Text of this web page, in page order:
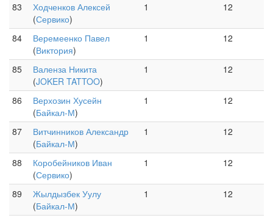
83
Ходченков Алексей
(Сервико)
1 12
84
Веремеенко Павел
(Виктория)
1 12
85
Валенза Никита
(JOKER TATTOO)
1 12
86
Верхозин Хусейн
(Байкал-М)
1 12
87
Витчинников Александр
(Байкал-М)
1 12
88
Коробейников Иван
(Сервико)
1 12
89
Жылдызбек Уулу
(Байкал-М)
1 12